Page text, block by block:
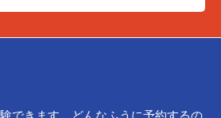
できます。どんなふうに予約するの